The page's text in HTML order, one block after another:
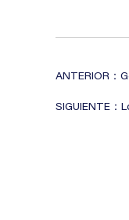
ANTERIOR：
SIGUIENTE